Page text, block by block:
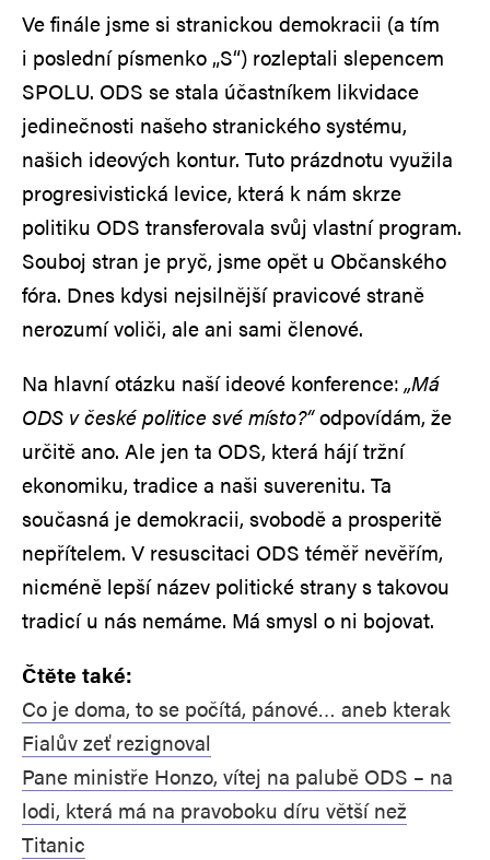
Ve finále jsme si stranickou demokracii (a tím
i poslední písmenko „S“) rozleptali slepencem
SPOLU. ODS se stala účastníkem likvidace
jedinečnosti našeho stranického systému,
našich ideových kontur. Tuto prázdnotu využila
progresivistická levice, která k nám skrze
politiku ODS transferovala svůj vlastní program.
Souboj stran je pryč, jsme opět u Občanského
fóra. Dnes kdysi nejsilnější pravicové straně
nerozumí voliči, ale ani sami členové.
Na hlavní otázku naší ideové konference:„Má
ODS v české politice své místo?“odpovídám, že
určitě ano. Ale jen ta ODS, která hájí tržní
ekonomiku, tradice a naši suverenitu. Ta
současná je demokracii, svobodě a prosperitě
nepřítelem. V resuscitaci ODS téměř nevěřím,
nicméně lepší název politické strany s takovou
tradicí u nás nemáme. Má smysl o ni bojovat.
Čtěte také:
Co je doma, to se počítá, pánové… aneb kterak
Fialův zeť rezignoval
Pane ministře Honzo, vítej na palubě ODS – na
lodi, která má na pravoboku díru větší než
Titanic